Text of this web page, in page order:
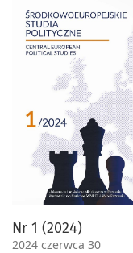
Nr 1 (2024)
2024 czerwca 30